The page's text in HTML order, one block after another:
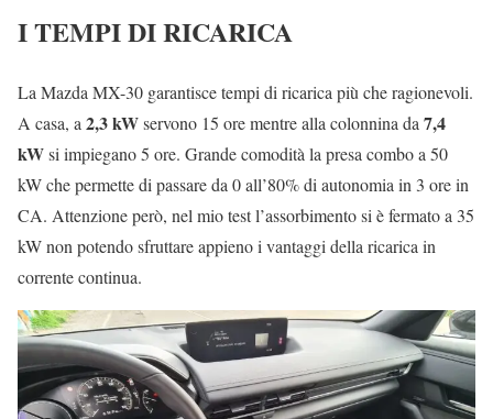
I TEMPI DI RICARICA
La Mazda MX-30 garantisce tempi di ricarica più che ragionevoli.
A casa, a 2,3 kWservono 15 ore mentre alla colonnina da 7,4
kWsi impiegano 5 ore. Grande comodità la presa combo a 50
kW che permette di passare da 0 all’80% di autonomia in 3 ore in
CA. Attenzione però, nel mio test l’assorbimento si è fermato a 35
kW non potendo sfruttare appieno i vantaggi della ricarica in
corrente continua.